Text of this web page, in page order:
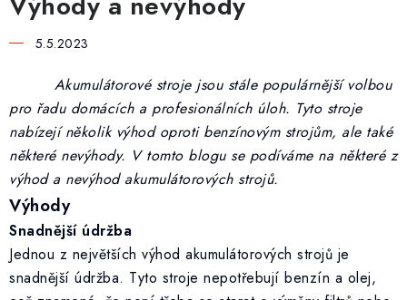
PLYNOVÉ SPOTŘEBIČE
JARNÍ AKCE
VÝPRODEJ
ZAKÁZKOVÁ KOVOVÝROBA
HODNOCENÍ OBCHODU
EGO POWER+
5.5.2023
Akumulátorové stroje jsou stále populárnější volbou
pro řadu domácích a profesionálních úloh. Tyto stroje
nabízejí několik výhod oproti benzínovým strojům, ale také
některé nevýhody. V tomto blogu se podíváme na některé z
výhod a nevýhod akumulátorových strojů.
Výhody
Snadnější údržba
Jednou z největších výhod akumulátorových strojů je
snadnější údržba. Tyto stroje nepotřebují benzín a olej,